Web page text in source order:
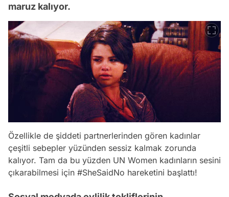
maruz kalıyor.
Özellikle de şiddeti partnerlerinden gören kadınlar
çeşitli sebepler yüzünden sessiz kalmak zorunda
kalıyor. Tam da bu yüzden UN Women kadınların sesini
çıkarabilmesi için #SheSaidNo hareketini başlattı!